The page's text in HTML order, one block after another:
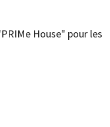
House" pour les